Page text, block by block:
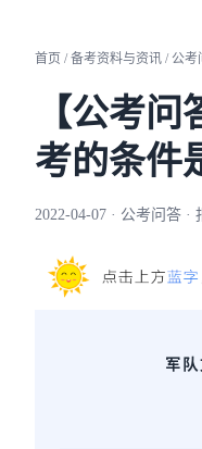
首页 / 备考资料与资讯 / 公
【公考
考的条件
2022-04-07 · 公考问答 ·
军